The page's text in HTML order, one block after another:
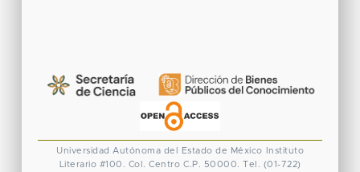
Universidad Autónoma del Estado de México
Instituto
Literario #100. Col. Centro C.P. 50000. Tel. (01-722)